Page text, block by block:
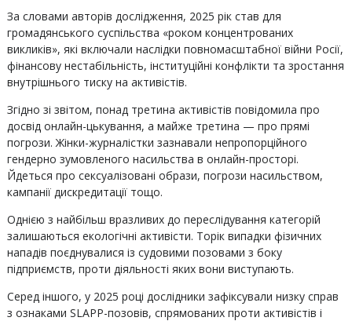
За словами авторів дослідження, 2025 рік став для
громадянського суспільства «роком концентрованих
викликів», які включали наслідки повномасштабної війни Росії,
фінансову нестабільність, інституційні конфлікти та зростання
внутрішнього тиску на активістів.
Згідно зі звітом, понад третина активістів повідомила про
досвід онлайн-цькування, а майже третина — про прямі
погрози. Жінки-журналістки зазнавали непропорційного
гендерно зумовленого насильства в онлайн-просторі.
Йдеться про сексуалізовані образи, погрози насильством,
кампанії дискредитації тощо.
Однією з найбільш вразливих до переслідування категорій
залишаються екологічні активісти. Торік випадки фізичних
нападів поєднувалися із судовими позовами з боку
підприємств, проти діяльності яких вони виступають.
Серед іншого, у 2025 році дослідники зафіксували низку справ
з ознаками SLAPP-позовів, спрямованих проти активістів і